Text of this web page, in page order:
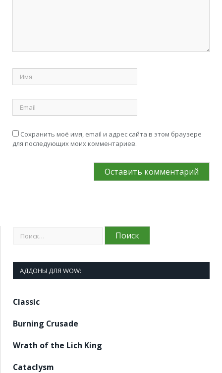
Сохранить моё имя, email и адрес сайта в этом браузере
для последующих моих комментариев.
АДДОНЫ ДЛЯ WOW:
Classic
Burning Crusade
Wrath of the Lich King
Cataclysm